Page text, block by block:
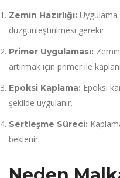
Zemin Hazırlığı: Uygulama
düzgünleştirilmesi gerekir.
Primer Uygulaması:
artırmak için primer ile
Epoksi Kaplama: Epoksi
şekilde uygulanır.
Sertleşme Süreci:
beklenir.